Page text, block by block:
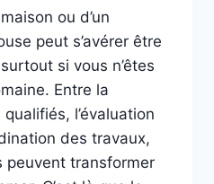
ou d’un
peut s’avérer être
si vous n’êtes
Entre la
l’évaluation
des travaux,
peuvent transformer